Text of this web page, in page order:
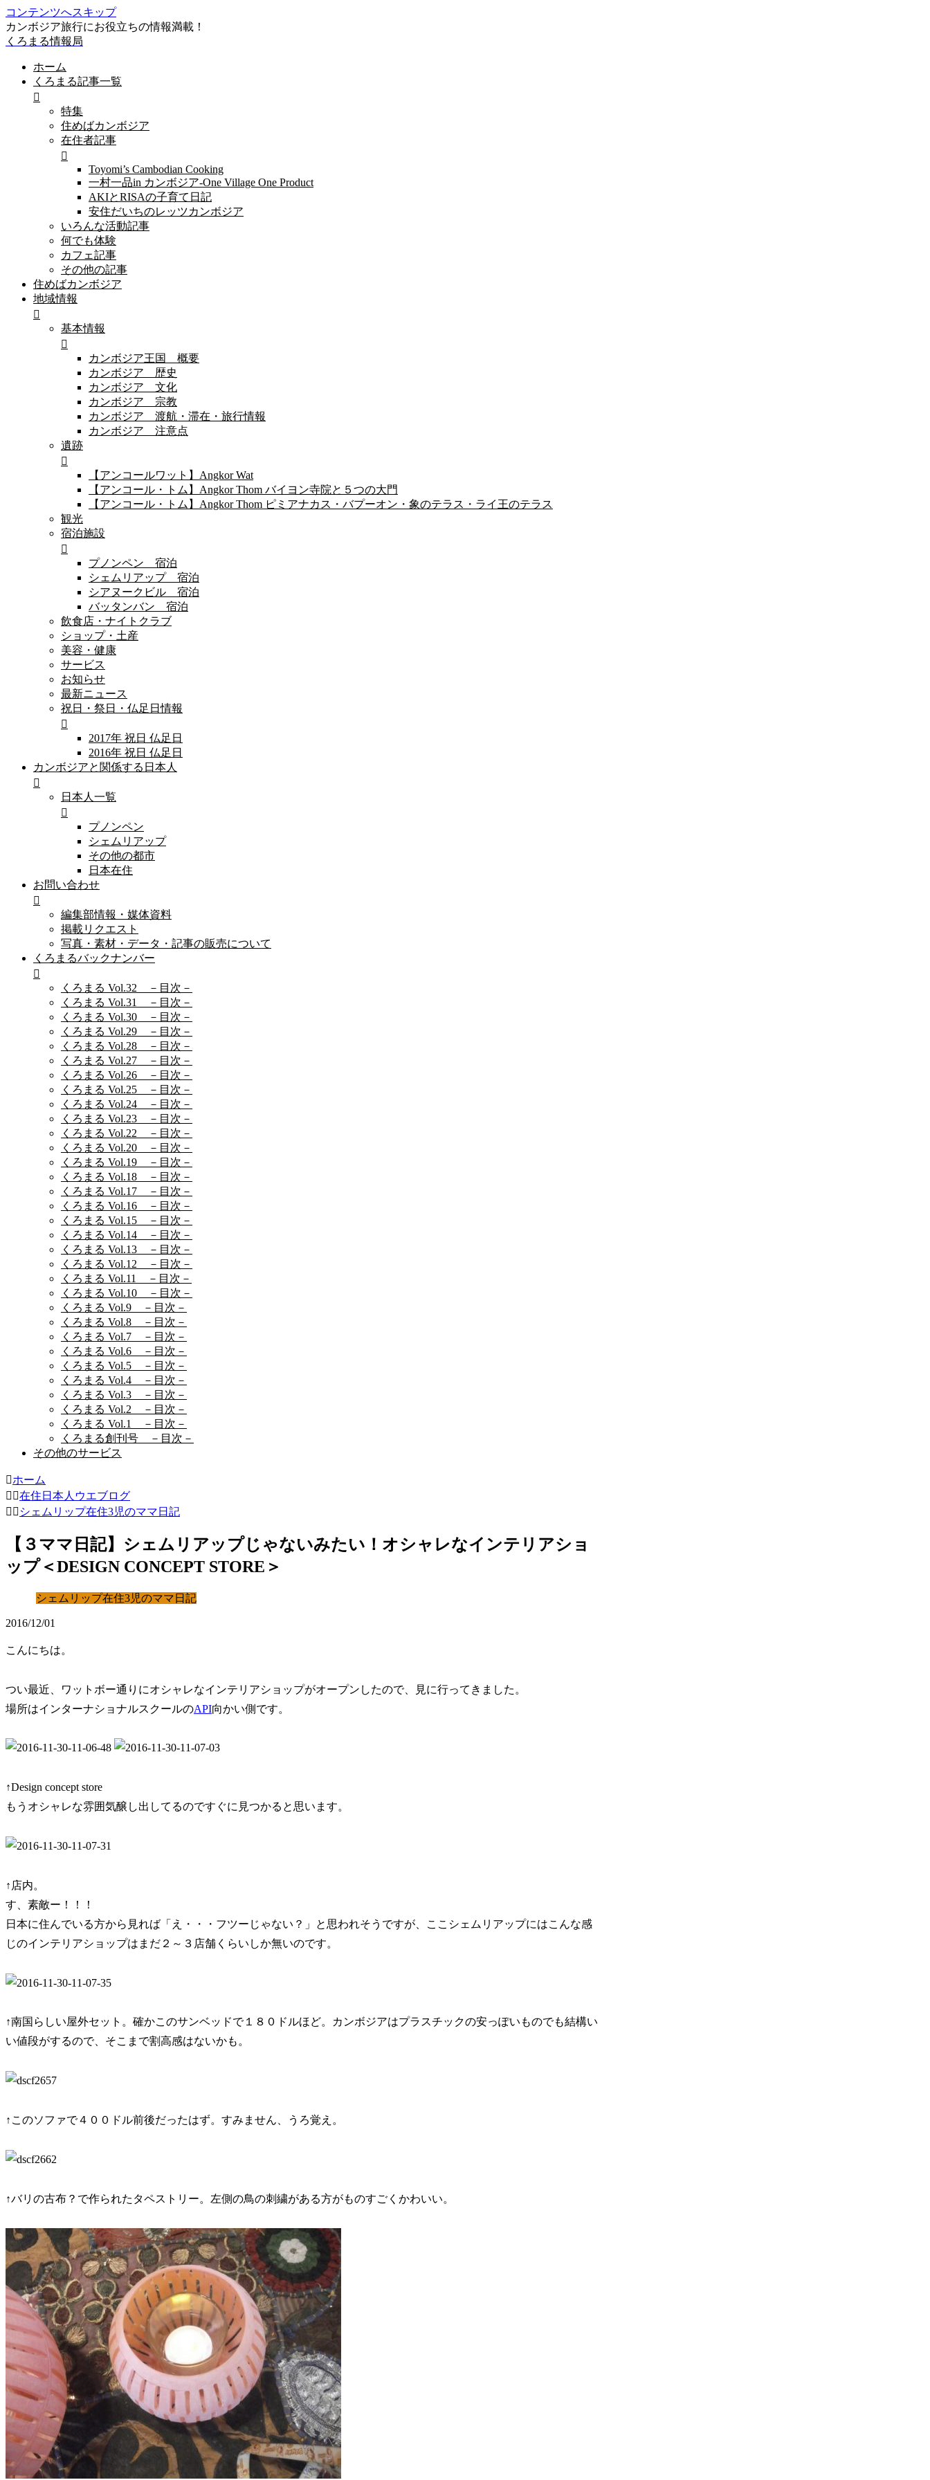
コンテンツへスキップ
カンボジア旅行にお役立ちの情報満載！
くろまる情報局
ホーム
くろまる記事一覧
特集
住めばカンボジア
在住者記事
Toyomi’s Cambodian Cooking
一村一品in カンボジア-One Village One Product
AKIとRISAの子育て日記
安住だいちのレッツカンボジア
いろんな活動記事
何でも体験
カフェ記事
その他の記事
住めばカンボジア
地域情報
基本情報
カンボジア王国 概要
カンボジア 歴史
カンボジア 文化
カンボジア 宗教
カンボジア 渡航・滞在・旅行情報
カンボジア 注意点
遺跡
【アンコールワット】Angkor Wat
【アンコール・トム】Angkor Thom バイヨン寺院と５つの大門
【アンコール・トム】Angkor Thom ピミアナカス・バプーオン・象のテラス・ライ王のテラス
観光
宿泊施設
プノンペン 宿泊
シェムリアップ 宿泊
シアヌークビル 宿泊
バッタンバン 宿泊
飲食店・ナイトクラブ
ショップ・土産
美容・健康
サービス
お知らせ
最新ニュース
祝日・祭日・仏足日情報
2017年 祝日 仏足日
2016年 祝日 仏足日
カンボジアと関係する日本人
日本人一覧
プノンペン
シェムリアップ
その他の都市
日本在住
お問い合わせ
編集部情報・媒体資料
掲載リクエスト
写真・素材・データ・記事の販売について
くろまるバックナンバー
くろまる Vol.32 －目次－
くろまる Vol.31 －目次－
くろまる Vol.30 －目次－
くろまる Vol.29 －目次－
くろまる Vol.28 －目次－
くろまる Vol.27 －目次－
くろまる Vol.26 －目次－
くろまる Vol.25 －目次－
くろまる Vol.24 －目次－
くろまる Vol.23 －目次－
くろまる Vol.22 －目次－
くろまる Vol.20 －目次－
くろまる Vol.19 －目次－
くろまる Vol.18 －目次－
くろまる Vol.17 －目次－
くろまる Vol.16 －目次－
くろまる Vol.15 －目次－
くろまる Vol.14 －目次－
くろまる Vol.13 －目次－
くろまる Vol.12 －目次－
くろまる Vol.11 －目次－
くろまる Vol.10 －目次－
くろまる Vol.9 －目次－
くろまる Vol.8 －目次－
くろまる Vol.7 －目次－
くろまる Vol.6 －目次－
くろまる Vol.5 －目次－
くろまる Vol.4 －目次－
くろまる Vol.3 －目次－
くろまる Vol.2 －目次－
くろまる Vol.1 －目次－
くろまる創刊号 －目次－
その他のサービス
ホーム
在住日本人ウエブログ
シェムリップ在住3児のママ日記
【３ママ日記】シェムリアップじゃないみたい！オシャレなインテリアショ
ップ＜DESIGN CONCEPT STORE＞
シェムリップ在住3児のママ日記
2016/12/01
こんにちは。
つい最近、ワットボー通りにオシャレなインテリアショップがオープンしたので、見に行ってきました。
場所はインターナショナルスクールのAPI向かい側です。
↑Design concept store
もうオシャレな雰囲気醸し出してるのですぐに見つかると思います。
↑店内。
す、素敵ー！！！
日本に住んでいる方から見れば「え・・・フツーじゃない？」と思われそうですが、ここシェムリアップにはこんな感
じのインテリアショップはまだ２～３店舗くらいしか無いのです。
↑南国らしい屋外セット。確かこのサンベッドで１８０ドルほど。カンボジアはプラスチックの安っぽいものでも結構い
い値段がするので、そこまで割高感はないかも。
↑このソファで４００ドル前後だったはず。すみません、うろ覚え。
↑バリの古布？で作られたタペストリー。左側の鳥の刺繍がある方がものすごくかわいい。